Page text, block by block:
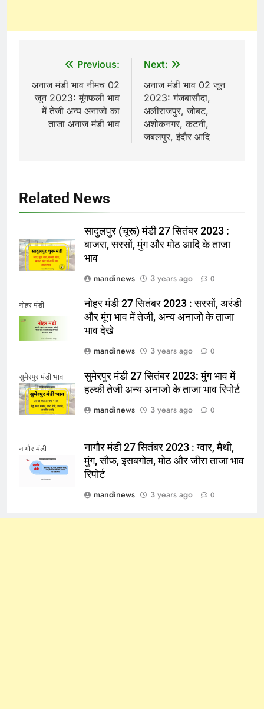
navigation
Previous:
अनाज मंडी भाव नीमच 02
जून 2023: मूंगफली भाव
में तेजी अन्य अनाजो का
ताजा अनाज मंडी भाव
Next:
अनाज मंडी भाव 02 जून
2023: गंजबासौदा,
अलीराजपुर, जोबट,
अशोकनगर, कटनी,
जबलपुर, इंदौर आदि
Related News
सादुलपुर (चूरू) मंडी 27 सितंबर 2023 :
बाजरा, सरसों, मुंग और मोठ आदि के ताजा
भाव
mandinews
3 years ago 0
नोहर मंडी
नोहर मंडी 27 सितंबर 2023 : सरसों, अरंडी
और मूंग भाव में तेजी, अन्य अनाजो के ताजा
भाव देखे
mandinews
3 years ago 0
सुमेरपुर मंडी भाव
सुमेरपुर मंडी 27 सितंबर 2023: मुंग भाव में
हल्की तेजी अन्य अनाजो के ताजा भाव रिपोर्ट
mandinews
3 years ago 0
नागौर मंडी
नागौर मंडी 27 सितंबर 2023 : ग्वार, मैथी,
मुंग, सौफ, इसबगोल, मोठ और जीरा ताजा भाव
रिपोर्ट
mandinews
3 years ago 0